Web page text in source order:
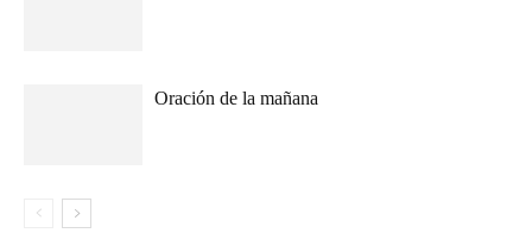
Oración de la mañana